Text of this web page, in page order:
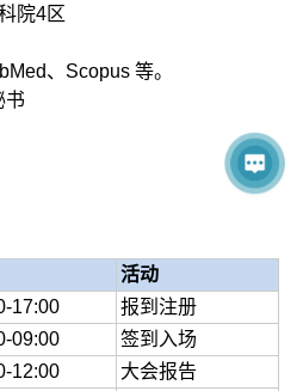
院4区
、Scopus 等。
书
活动
17:00 报到注册
09:00
签到入场
12:00
大会报告